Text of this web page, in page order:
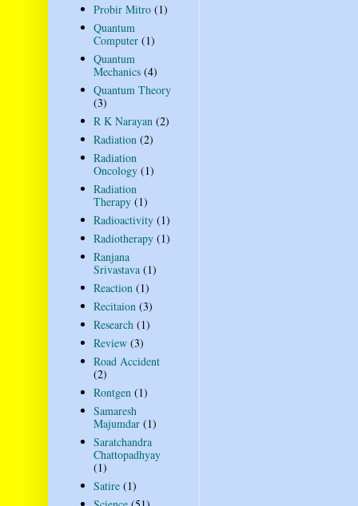
Probir Mitro (1)
Quantum
Computer (1)
Quantum
Mechanics (4)
Quantum Theory
(3)
R K Narayan (2)
Radiation (2)
Radiation
Oncology (1)
Radiation
Therapy (1)
Radioactivity (1)
Radiotherapy (1)
Ranjana
Srivastava (1)
Reaction (1)
Recitaion (3)
Research (1)
Review (3)
Road Accident
(2)
Rontgen (1)
Samaresh
Majumdar (1)
Saratchandra
Chattopadhyay
(1)
Satire (1)